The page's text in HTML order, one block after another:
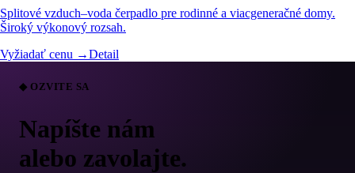
Splitové vzduch–voda čerpadlo pre rodinné a viacgeneračné domy.
Široký výkonový rozsah.
Vyžiadať cenu →Detail
◆ OZVITE SA
Napíšte nám
alebo zavolajte.